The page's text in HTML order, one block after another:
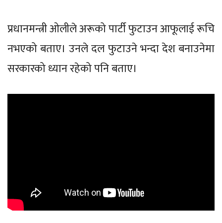
प्रधानमन्त्री ओलीले अरूको पार्टी फुटाउन आफूलाई रूचि
नभएको बताए। उनले दल फुटाउने भन्दा देश बनाउनेमा
सरकारको ध्यान रहेको पनि बताए।